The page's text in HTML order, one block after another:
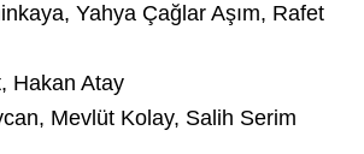
Yahya Çağlar Aşım, Rafet
Hakan Atay
Mevlüt Kolay, Salih Serim